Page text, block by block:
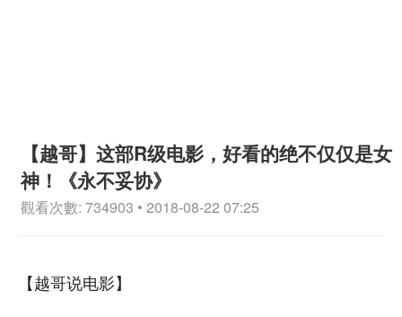
【越哥】这部R级电影，好看的绝不仅仅是女
神！《永不妥协》
觀看次數: 734903 • 2018-08-22 07:25
【越哥说电影】